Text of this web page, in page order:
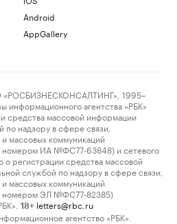
Android
AppGallery
1995–
агентства «РБК»
средства массовой информации
надзору в сфере связи,
массовых коммуникаций
номером ИА №ФС77-63848) и сетевого
о регистрации средства массовой
службой по надзору в сфере связи,
массовых коммуникаций
номером ЭЛ №ФС77-82385)
18+ letters@rbc.ru
агентство «РБК».